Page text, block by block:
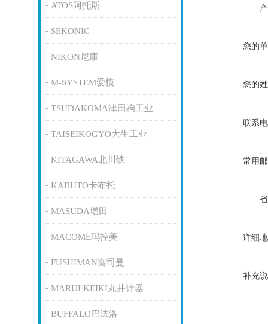
ATOS阿托斯
SEKONIC
NIKON尼康
M-SYSTEM爱模
TSUDAKOMA津田驹工业
TAISEIKOGYO大生工业
KITAGAWA北川铁
KABUTO卡布托
MASUDA增田
MACOME玛控美
FUSHIMAN富司曼
MARUI KEIKI丸井计器
BUFFALO巴法洛
您的
您的
联系
常用
详细
补充